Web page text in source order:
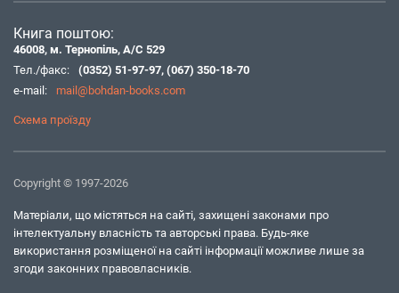
Книга поштою:
46008, м. Тернопіль, А/С 529
Тел./факс:
(0352) 51-97-97, (067) 350-18-70
e-mail:
mail@bohdan-books.com
Схема проїзду
Copyright © 1997-2026
Матеріали, що містяться на сайті, захищені законами про
інтелектуальну власність та авторські права. Будь-яке
використання розміщеної на сайті інформації можливе лише за
згоди законних правовласників.